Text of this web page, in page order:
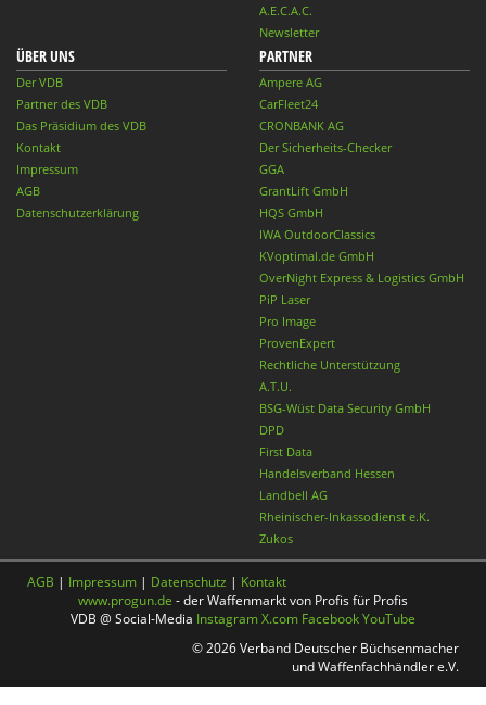
A.E.C.A.C.
Newsletter
ÜBER UNS
Der VDB
Partner des VDB
Das Präsidium des VDB
Kontakt
Impressum
AGB
Datenschutzerklärung
PARTNER
Ampere AG
CarFleet24
CRONBANK AG
Der Sicherheits-Checker
GGA
GrantLift GmbH
HQS GmbH
IWA OutdoorClassics
KVoptimal.de GmbH
OverNight Express & Logistics GmbH
PiP Laser
Pro Image
ProvenExpert
Rechtliche Unterstützung
A.T.U.
BSG-Wüst Data Security GmbH
DPD
First Data
Handelsverband Hessen
Landbell AG
Rheinischer-Inkassodienst e.K.
Zukos
AGB | Impressum | Datenschutz | Kontakt
www.progun.de - der Waffenmarkt von Profis für Profis
VDB @ Social-Media InstagramX.com FacebookYouTube
© 2026 Verband Deutscher Büchsenmacher
und Waffenfachhändler e.V.